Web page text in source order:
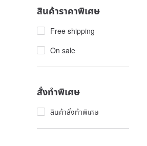
สินค้าราคาพิเศษ
Free shipping
On sale
สั่งทำพิเศษ
สินค้าสั่งทำพิเศษ